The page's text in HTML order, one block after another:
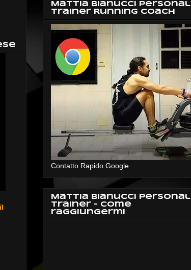
Mattia Bianucci Personal
Trainer Running Coach
Contatto Rapido Google
Mattia Bianucci Personal
Trainer - Come
raggiungermi